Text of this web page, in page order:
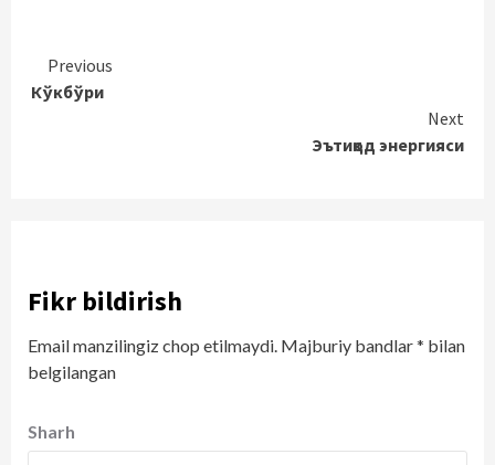
Continue
Reading
Previous
Кўкбўри
Next
Эътиқод энергияси
Fikr bildirish
Email manzilingiz chop etilmaydi. Majburiy bandlar* bilan
belgilangan
Sharh